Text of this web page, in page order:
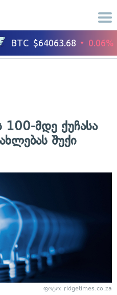
100-მდე ქუჩასა
შუქი
ფოტო: ridgetimes.co.za